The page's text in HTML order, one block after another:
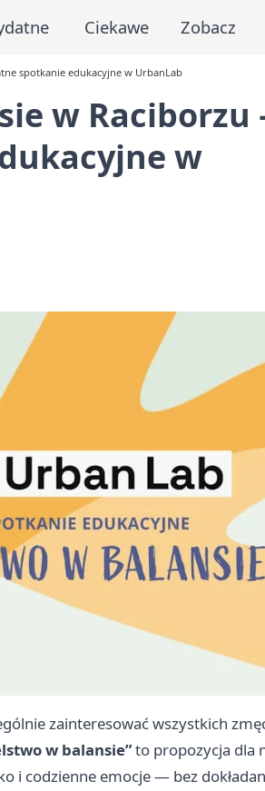
Ciekawe Zobacz
spotkanie edukacyjne w UrbanLab
w Raciborzu
w
zainteresować wszystkich
w balansie”to propozycja dla
i codzienne emocje — bez